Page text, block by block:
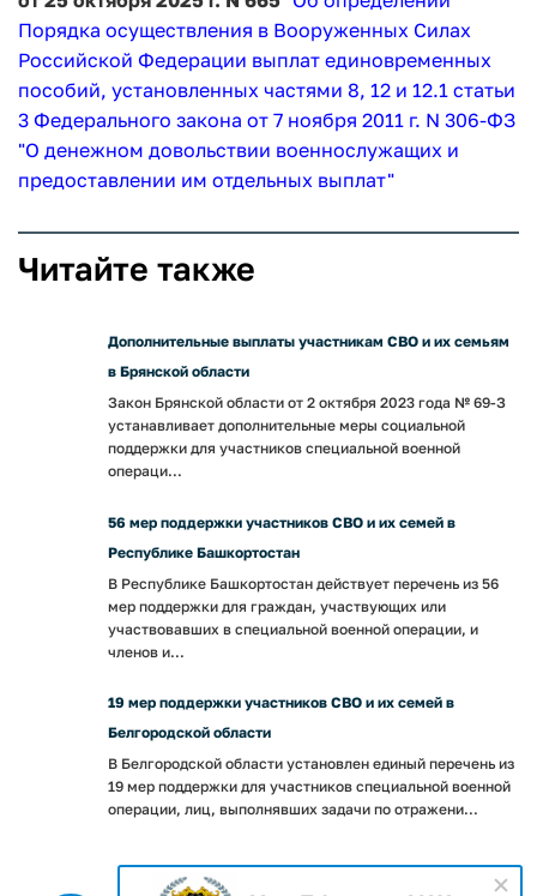
Порядка осуществления в Вооруженных Силах
Российской Федерации выплат единовременных
пособий, установленных частями 8, 12 и 12.1 статьи
3 Федерального закона от 7 ноября 2011 г. N 306-ФЗ
"О денежном довольствии военнослужащих и
предоставлении им отдельных выплат"
Читайте также
Дополнительные выплаты участникам СВО и их семьям
в Брянской области
Закон Брянской области от 2 октября 2023 года № 69-З
устанавливает дополнительные меры социальной
поддержки для участников специальной военной
операци...
56 мер поддержки участников СВО и их семей в
Республике Башкортостан
В Республике Башкортостан действует перечень из 56
мер поддержки для граждан, участвующих или
участвовавших в специальной военной операции, и
членов и...
19 мер поддержки участников СВО и их семей в
Белгородской области
В Белгородской области установлен единый перечень из
19 мер поддержки для участников специальной военной
операции, лиц, выполнявших задачи по отражени...